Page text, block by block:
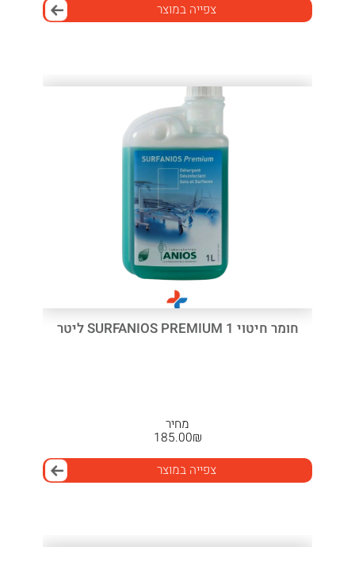
צפייה במוצר
חומר חיטוי SURFANIOS PREMIUM 1 ליטר
מחיר
₪
185.00
צפייה במוצר